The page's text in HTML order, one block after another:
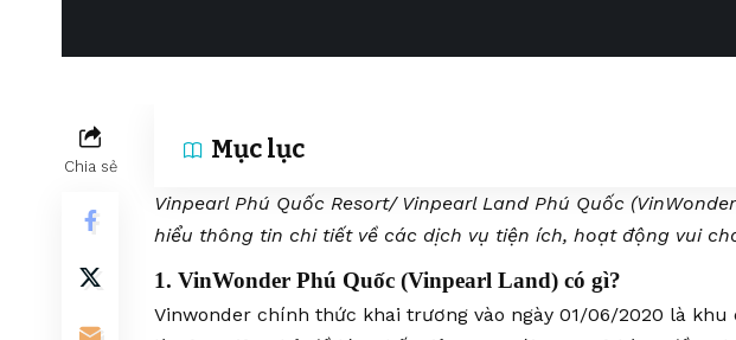
Chia sẻ
Mục lục
Vinpearl Phú Quốc Resort/ Vinpearl Land Phú Quốc
hiểu thông tin chi tiết về các dịch vụ tiện ích, hoạt động vui
1. VinWonder Phú Quốc (Vinpearl Land) có gì?
Vinwonder chính thức khai trương vào ngày 01/06/2020 là khu